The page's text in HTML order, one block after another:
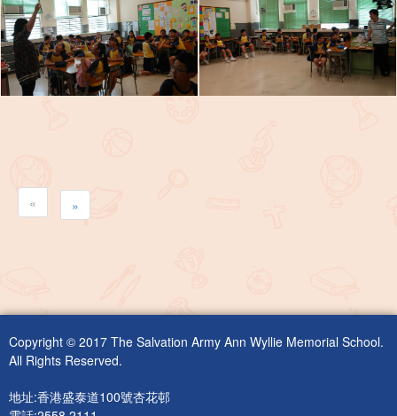
« »
Copyright © 2017 The Salvation Army Ann Wyllie Memorial School.
All Rights Reserved.
地址:香港盛泰道100號杏花邨